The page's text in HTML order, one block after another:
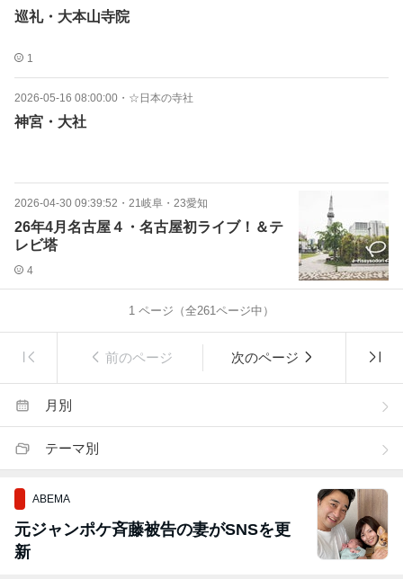
巡礼・大本山寺院
1
2026-05-16 08:00:00 ・ ☆日本の寺社
神宮・大社
2026-04-30 09:39:52 ・ 21岐阜・23愛知
26年4月名古屋４・名古屋初ライブ！＆テ
レビ塔
4
1 ページ（全261ページ中）
前のページ 次のページ
月別
テーマ別
ABEMA
元ジャンポケ斉藤被告の妻がSNSを更
新